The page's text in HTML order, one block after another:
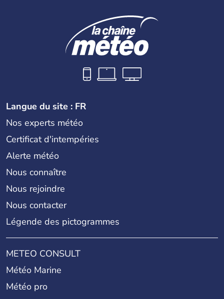
Langue du site : FR
Nos experts météo
Certificat d'intempéries
Alerte météo
Nous connaître
Nous rejoindre
Nous contacter
Légende des pictogrammes
METEO CONSULT
Météo Marine
Météo pro